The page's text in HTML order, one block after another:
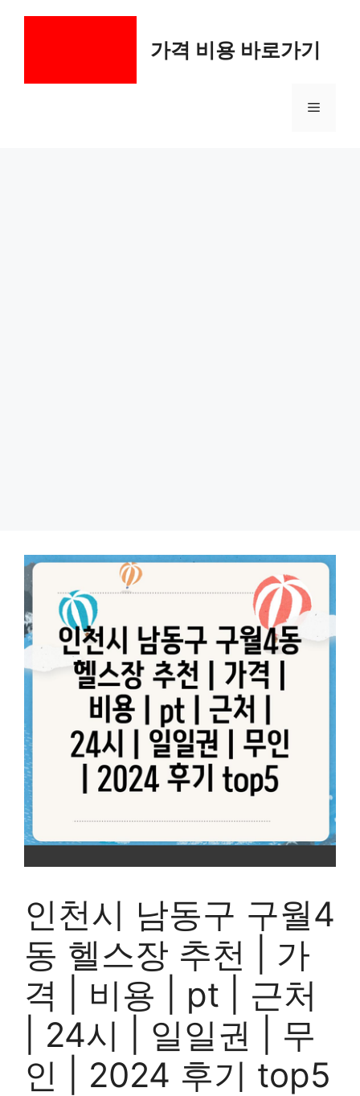
가격 비용 바로가기
메
인천시 남동구 구월4
동 헬스장 추천 | 가
격 | 비용 | pt | 근처
| 24시 | 일일권 | 무
인 | 2024 후기 top5